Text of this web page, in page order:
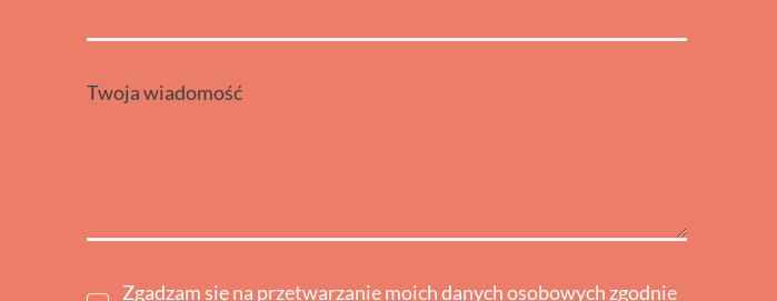
Twoja wiadomość
Zgadzam się na przetwarzanie moich danych osobowych zgodnie